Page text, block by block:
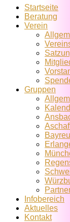
Startseite
Beratung
Verein
Gruppen
Infobereich
Aktuelles
Kontakt